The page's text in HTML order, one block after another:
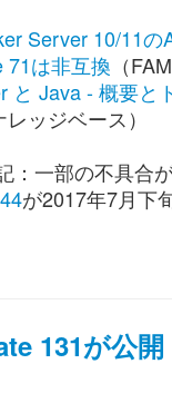
Server 10/11の
71は非互換 （
と Java - 概要と
レッジベース）
：一部の不具合
が2017年7月下
131が公開